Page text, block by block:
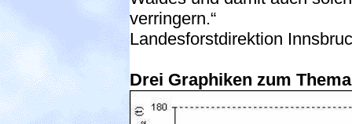
verringern.“
Landesforstdirektion
Drei Graphiken zum Thema